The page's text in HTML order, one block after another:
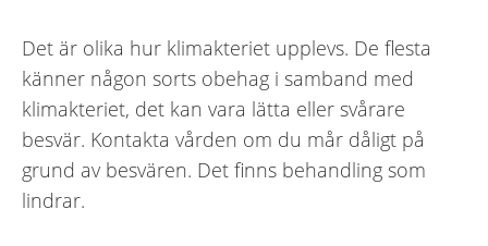
Det är olika hur klimakteriet upplevs. De flesta
känner någon sorts obehag i samband med
klimakteriet, det kan vara lätta eller svårare
besvär. Kontakta vården om du mår dåligt på
grund av besvären. Det finns behandling som
lindrar.